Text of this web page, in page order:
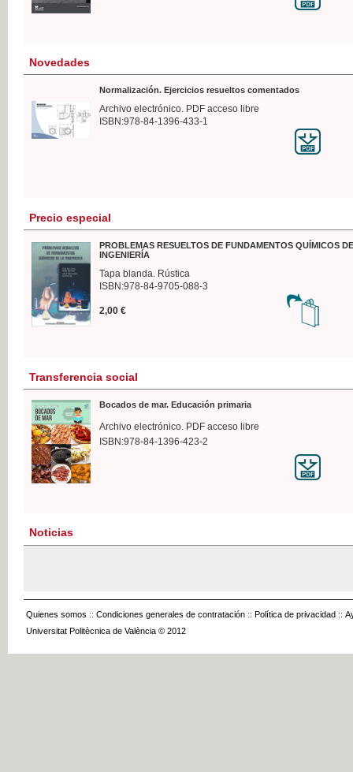
Novedades
Normalización. Ejercicios resueltos comentados
Archivo electrónico. PDF acceso libre
ISBN:978-84-1396-433-1
Precio especial
PROBLEMAS RESUELTOS DE FUNDAMENTOS QUÍMICOS
INGENIERÍA
Tapa blanda. Rústica
ISBN:978-84-9705-088-3
2,00 €
Transferencia social
Bocados de mar. Educación primaria
Archivo electrónico. PDF acceso libre
ISBN:978-84-1396-423-2
Noticias
Quienes somos :: Condiciones generales de contratación :: Política de privacidad ::
Universitat Politècnica de València © 2012